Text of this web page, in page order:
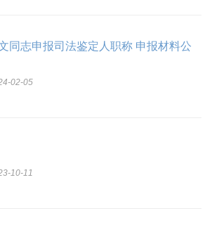
同志申报司法鉴定人职称 申报材料公
02-05
10-11